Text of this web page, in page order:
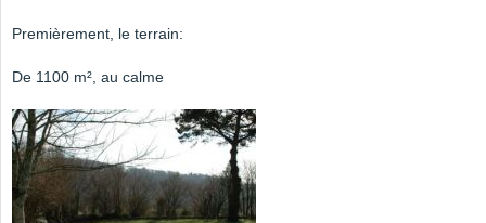
Premièrement, le terrain:
De 1100 m², au calme